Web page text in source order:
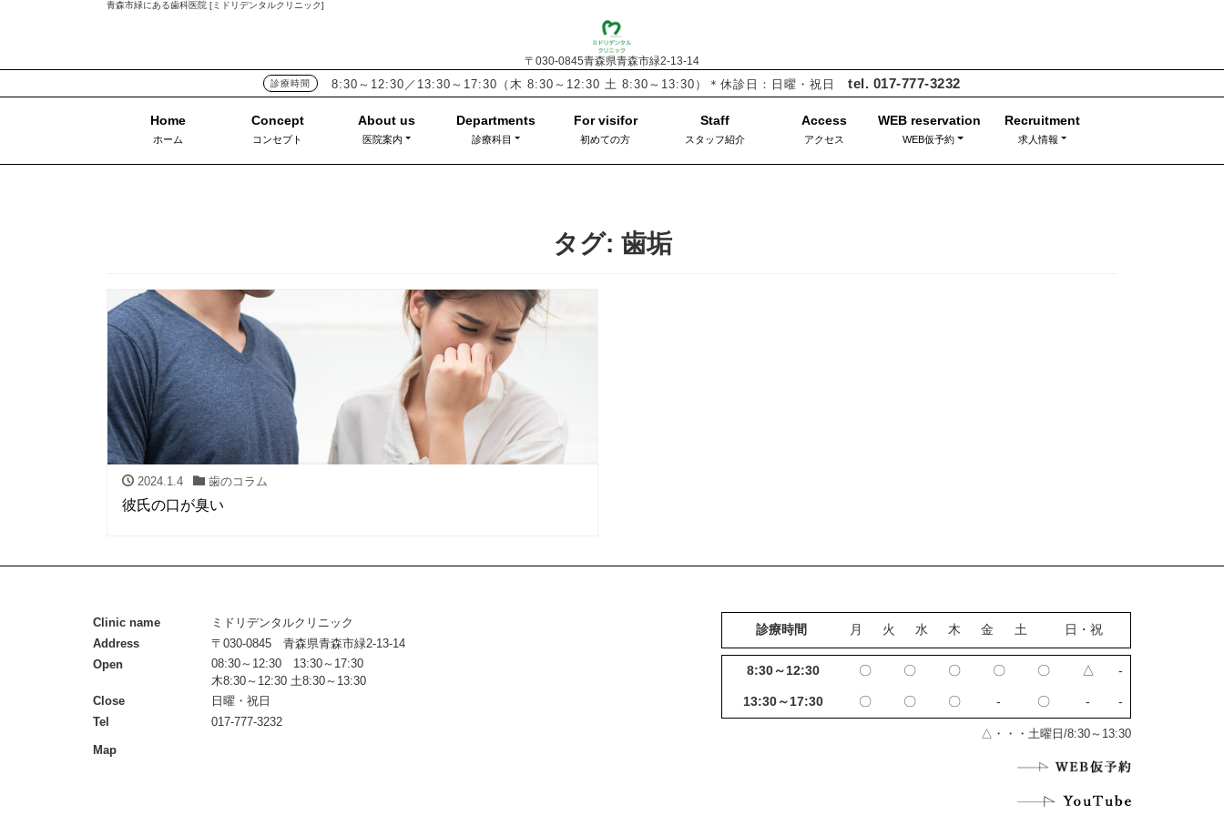
青森市緑にある歯科医院 [ミドリデンタルクリニック]
〒030-0845青森県青森市緑2-13-14
診療時間 8:30～12:30／13:30～17:30 （木 8:30～12:30 土 8:30～13:30） ＊休診日：日曜・祝日tel. 017-777-3232
ホーム コンセプト 医院案内 診療科目 初めての方 スタッフ紹介 アクセス WEB仮予約 求人情報
タグ: 歯垢
2024.1.4 歯のコラム
彼氏の口が臭い
Clinic name
ミドリデンタルクリニック
Address
〒030-0845 青森県青森市緑2-13-14
Open
08:30～12:30 13:30～17:30
木8:30～12:30 土8:30～13:30
Close
日曜・祝日
Tel
017-777-3232
Map
診療時間 月 火 水 木 金 土 日・祝
8:30～12:30 〇 〇 〇 〇 〇 △ ‐
13:30～17:30 〇 〇 〇 ‐ 〇 ‐ ‐
△・・・土曜日/8:30～13:30